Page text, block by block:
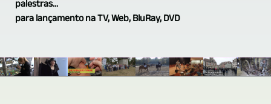
palestras...
para lançamento na TV, Web, BluRay, DVD